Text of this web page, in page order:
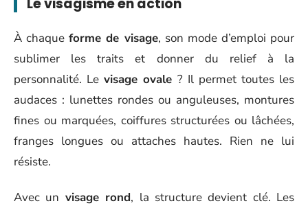
Le visagisme en action
À chaqueforme de visage, son mode d’emploi pour
sublimer les traits et donner du relief à la
personnalité. Levisage ovale ? Il permet toutes les
audaces : lunettes rondes ou anguleuses, montures
fines ou marquées, coiffures structurées ou lâchées,
franges longues ou attaches hautes. Rien ne lui
résiste.
Avec un visage rond, la structure devient clé. Les